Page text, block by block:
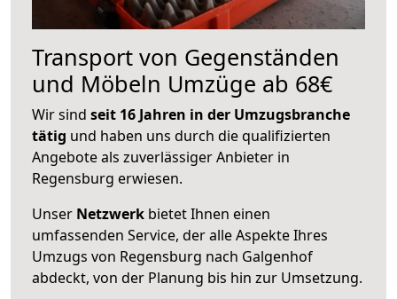
Transport von Gegenständen
und Möbeln Umzüge ab 68€
Wir sind seit 16 Jahren in der Umzugsbranche
tätig und haben uns durch die qualifizierten
Angebote als zuverlässiger Anbieter in
Regensburg erwiesen.
Unser Netzwerk bietet Ihnen einen
umfassenden Service, der alle Aspekte Ihres
Umzugs von Regensburg nach Galgenhof
abdeckt, von der Planung bis hin zur Umsetzung.